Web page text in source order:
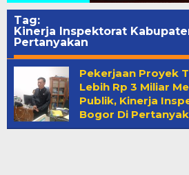
Tag:
Kinerja Inspektorat
Pertanyakan
Pekerjaan Proyek
Lebih Rp 3 Miliar
Publik, Kinerja
Bogor Di